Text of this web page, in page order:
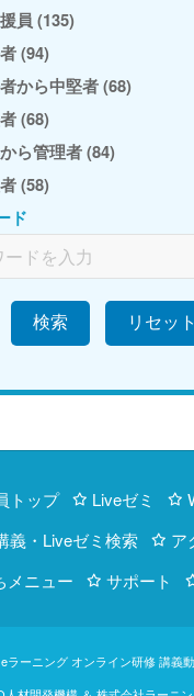
員 (135)
(94)
から中堅者 (68)
(68)
ら管理者 (84)
(58)
ド
検索
トップ Liveゼミ
義・Liveゼミ検索
ア
メニュー
サポート
ラーニング オンライン研修 講義